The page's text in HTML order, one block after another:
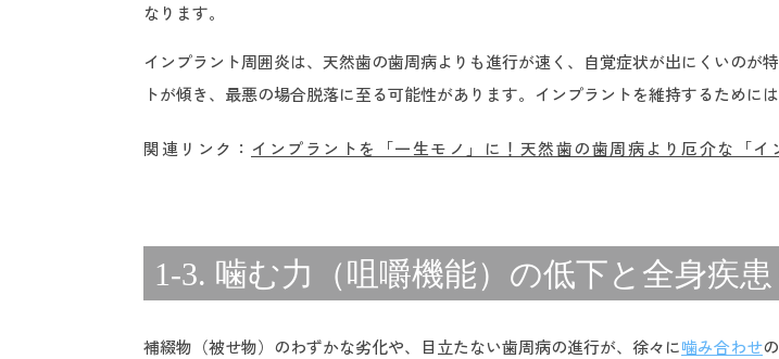
なります。
インプラント周囲炎は、天然歯の歯周病よりも進行が速く、自覚症状が出にくいの
トが傾き、最悪の場合脱落に至る可能性があります。インプラントを維持するために
関連リンク： インプラントを「一生モノ」に！天然歯の歯周病より厄介な「
1-3. 噛む力（咀嚼機能）の低下と全身疾
補綴物（被せ物）のわずかな劣化や、目立たない歯周病の進行が、徐々に噛み合わせ